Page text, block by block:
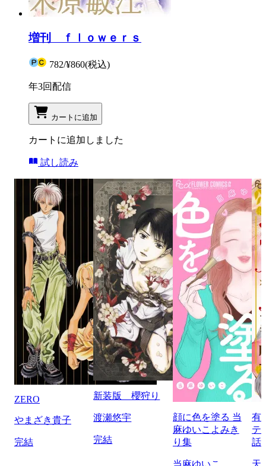
増刊 ｆｌｏｗｅｒｓ
782/¥860(税込)
年3回配信
カートに追加
カートに追加しました
試し読み
ZERO
やまざき貴子
完結
新装版 櫻狩り
渡瀬悠宇
完結
顔に色を塗る 当
麻ゆいこよみき
り集
当麻ゆいこ
有
テ
話
天